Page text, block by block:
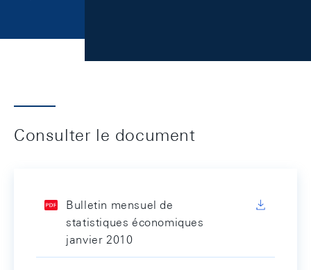
Consulter le document
Bulletin mensuel de
statistiques économiques
janvier 2010